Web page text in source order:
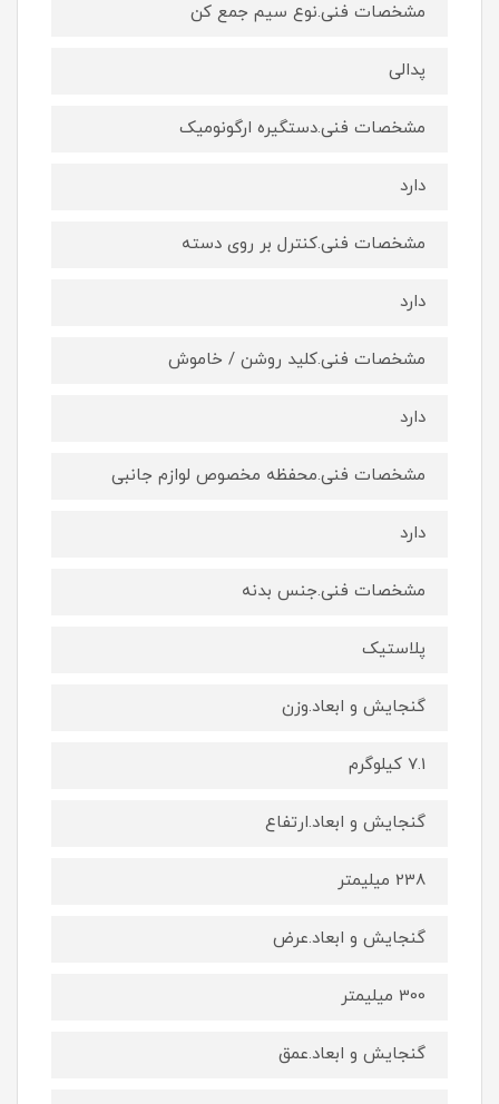
مشخصات فنی.نوع سیم جمع کن
پدالی
مشخصات فنی.دستگیره ارگونومیک
دارد
مشخصات فنی.کنترل بر روی دسته
دارد
مشخصات فنی.کلید روشن / خاموش
دارد
مشخصات فنی.محفظه مخصوص لوازم جانبی
دارد
مشخصات فنی.جنس بدنه
پلاستیک
گنجایش و ابعاد.وزن
7.1 کیلوگرم
گنجایش و ابعاد.ارتفاع
238 میلیمتر
گنجایش و ابعاد.عرض
300 میلیمتر
گنجایش و ابعاد.عمق